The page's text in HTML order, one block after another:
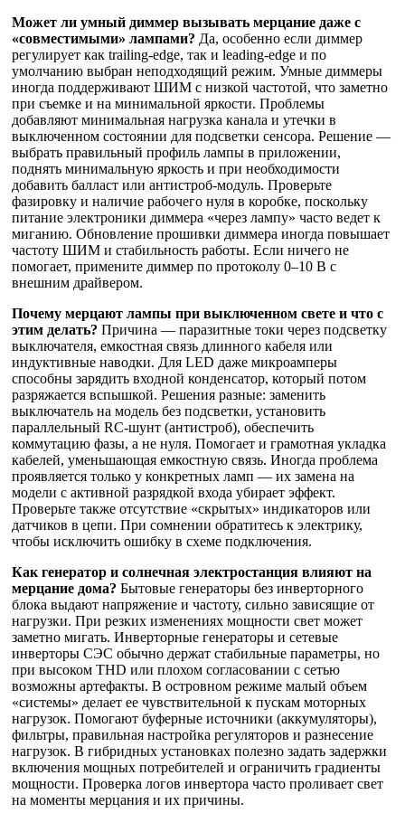
Может ли умный диммер вызывать мерцание даже с
«совместимыми» лампами? Да, особенно если диммер
регулирует как trailing-edge, так и leading-edge и по
умолчанию выбран неподходящий режим. Умные диммеры
иногда поддерживают ШИМ с низкой частотой, что заметно
при съемке и на минимальной яркости. Проблемы
добавляют минимальная нагрузка канала и утечки в
выключенном состоянии для подсветки сенсора. Решение —
выбрать правильный профиль лампы в приложении,
поднять минимальную яркость и при необходимости
добавить балласт или антистроб-модуль. Проверьте
фазировку и наличие рабочего нуля в коробке, поскольку
питание электроники диммера «через лампу» часто ведет к
миганию. Обновление прошивки диммера иногда повышает
частоту ШИМ и стабильность работы. Если ничего не
помогает, примените диммер по протоколу 0–10 В с
внешним драйвером.
Почему мерцают лампы при выключенном свете и что с
этим делать? Причина — паразитные токи через подсветку
выключателя, емкостная связь длинного кабеля или
индуктивные наводки. Для LED даже микроамперы
способны зарядить входной конденсатор, который потом
разряжается вспышкой. Решения разные: заменить
выключатель на модель без подсветки, установить
параллельный RC‑шунт (антистроб), обеспечить
коммутацию фазы, а не нуля. Помогает и грамотная укладка
кабелей, уменьшающая емкостную связь. Иногда проблема
проявляется только у конкретных ламп — их замена на
модели с активной разрядкой входа убирает эффект.
Проверьте также отсутствие «скрытых» индикаторов или
датчиков в цепи. При сомнении обратитесь к электрику,
чтобы исключить ошибку в схеме подключения.
Как генератор и солнечная электростанция влияют на
мерцание дома? Бытовые генераторы без инверторного
блока выдают напряжение и частоту, сильно зависящие от
нагрузки. При резких изменениях мощности свет может
заметно мигать. Инверторные генераторы и сетевые
инверторы СЭС обычно держат стабильные параметры, но
при высоком THD или плохом согласовании с сетью
возможны артефакты. В островном режиме малый объем
«системы» делает ее чувствительной к пускам моторных
нагрузок. Помогают буферные источники (аккумуляторы),
фильтры, правильная настройка регуляторов и разнесение
нагрузок. В гибридных установках полезно задать задержки
включения мощных потребителей и ограничить градиенты
мощности. Проверка логов инвертора часто проливает свет
на моменты мерцания и их причины.